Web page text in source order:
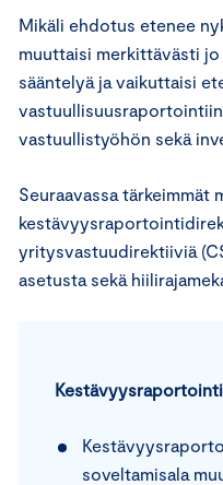
Mikäli ehdotus etenee
muuttaisi merkittävästi
sääntelyä ja vaikuttaisi
vastuullistyöhön sekä
Seuraavassa tärkeimmät
yritysvastuudirektiiviä
asetusta sekä
soveltamisala